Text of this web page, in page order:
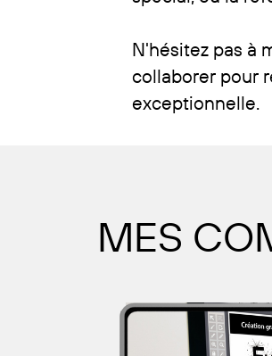
N'hésitez pas à
​collaborer pour
exceptionnelle.
MES